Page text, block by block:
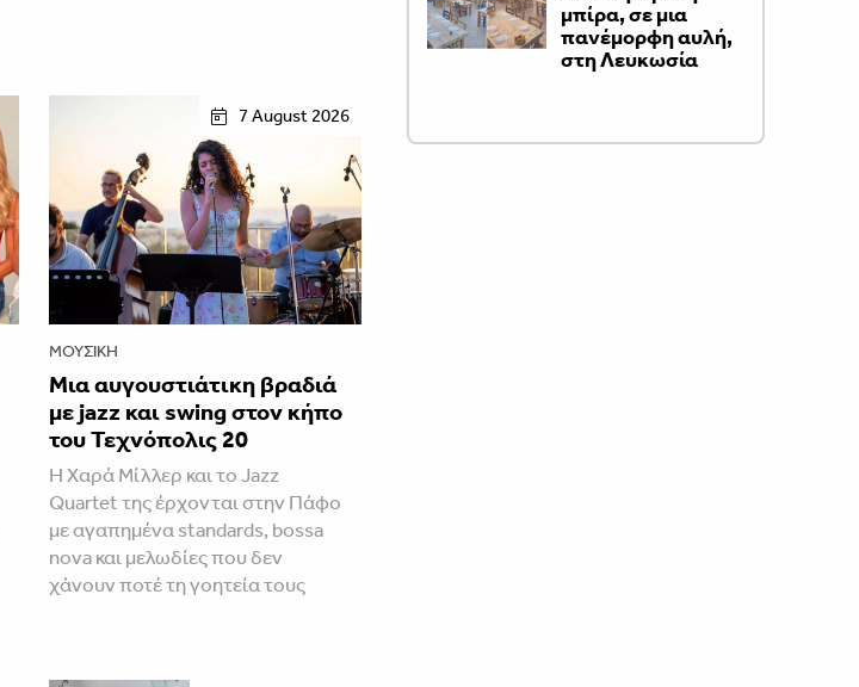
7 August 2026
ΜΟΥΣΙΚΉ
Μια αυγουστιάτικη βραδιά
με jazz και swing στον κήπο
του Τεχνόπολις 20
Η Χαρά Μίλλερ και το Jazz
Quartet της έρχονται στην Πάφο
με αγαπημένα standards, bossa
nova και μελωδίες που δεν
χάνουν ποτέ τη γοητεία τους
μπίρα, σε μια
πανέμορφη αυλή,
στη Λευκωσία